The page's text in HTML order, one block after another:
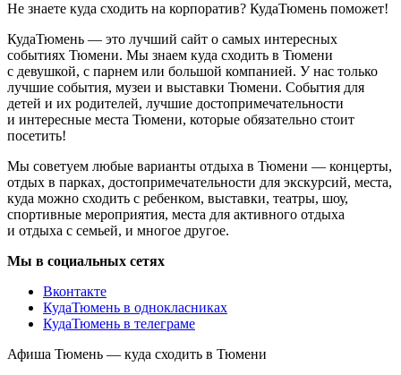
Не знаете куда сходить на корпоратив? КудаТюмень поможет!
КудаТюмень — это лучший сайт о самых интересных
событиях Тюмени. Мы знаем куда сходить в Тюмени
с девушкой, с парнем или большой компанией. У нас только
лучшие события, музеи и выставки Тюмени. События для
детей и их родителей, лучшие достопримечательности
и интересные места Тюмени, которые обязательно стоит
посетить!
Мы советуем любые варианты отдыха в Тюмени — концерты,
отдых в парках, достопримечательности для экскурсий, места,
куда можно сходить с ребенком, выставки, театры, шоу,
спортивные мероприятия, места для активного отдыха
и отдыха с семьей, и многое другое.
Мы в социальных сетях
Вконтакте
КудаТюмень в однокласниках
КудаТюмень в телеграме
Афиша Тюмень — куда сходить в Тюмени